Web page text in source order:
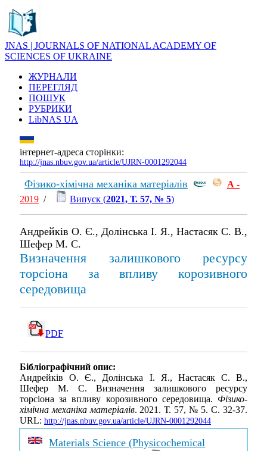
JNAS | JOURNALS OF NATIONAL ACADEMY OF
SCIENCES OF UKRAINE
ЖУРНАЛИ
ПЕРЕГЛЯД
ПОШУК
РУБРИКИ
LibNAS UA
інтернет-адреса сторінки:
http://jnas.nbuv.gov.ua/article/UJRN-0001292044
Фізико-хімічна механіка матеріалів А -
2019 / Випуск (2021, Т. 57, № 5)
Андрейків О. Є., Долінська І. Я., Настасяк С. В.,
Шефер М. С.
Визначення залишкового ресурсу
торсіона за впливу корозивного
середовища
PDF
Бібліографічний опис:
Андрейків О. Є., Долінська І. Я., Настасяк С. В.,
Шефер М. С. Визначення залишкового ресурсу
торсіона за впливу корозивного середовища. Фізико-
хімічна механіка матеріалів. 2021. Т. 57, № 5. С. 32-37.
URL: http://jnas.nbuv.gov.ua/article/UJRN-0001292044
Materials Science (Physicochemical